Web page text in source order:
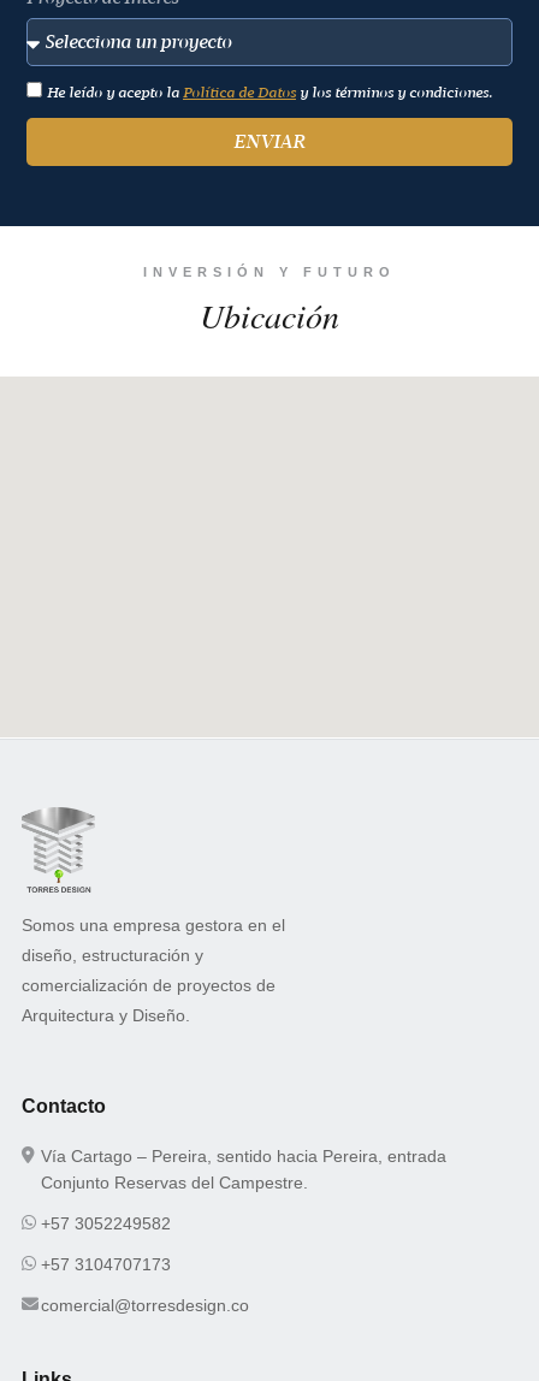
He leído y acepto la Política de Datos y los términos y condiciones.
ENVIAR
INVERSIÓN Y FUTURO
Ubicación
Somos una empresa gestora en el
diseño, estructuración y
comercialización de proyectos de
Arquitectura y Diseño.
Contacto
Vía Cartago – Pereira, sentido hacia Pereira, entrada
Conjunto Reservas del Campestre.
+57 3052249582
+57 3104707173
comercial@torresdesign.co